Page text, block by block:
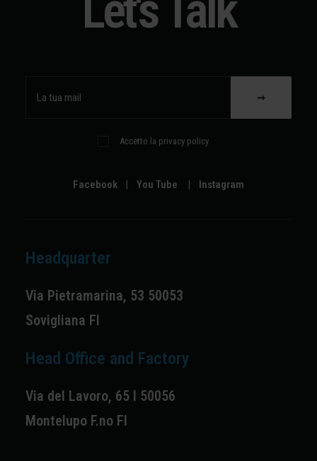
Accetto la privacy policy
Facebook | You Tube | Instagram
Headquarter
Via Pietramarina, 53 50053
Sovigliana FI
Head Office and Factory
Via del Lavoro, 65 I 50056
Montelupo F.no FI